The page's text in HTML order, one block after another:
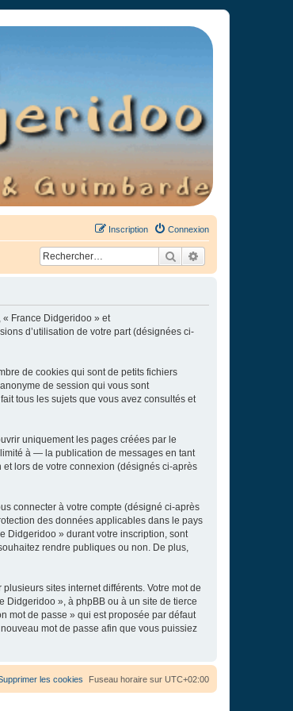
Connexion
Inscription
Rechercher
France Didgeridoo » et
d’utilisation de votre part (désignées ci-
de cookies qui sont de petits fichiers
de session qui vous sont
tous les sujets que vous avez consultés et
uniquement les pages créées par le
à — la publication de messages en tant
lors de votre connexion (désignés ci-après
connecter à votre compte (désigné ci-après
des données applicables dans le pays
Didgeridoo » durant votre inscription, sont
rendre publiques ou non. De plus,
sites internet différents. Votre mot de
Didgeridoo », à phpBB ou à un site de tierce
mot de passe » qui est proposée par défaut
mot de passe afin que vous puissiez
Fuseau horaire sur UTC+02:00
les cookies